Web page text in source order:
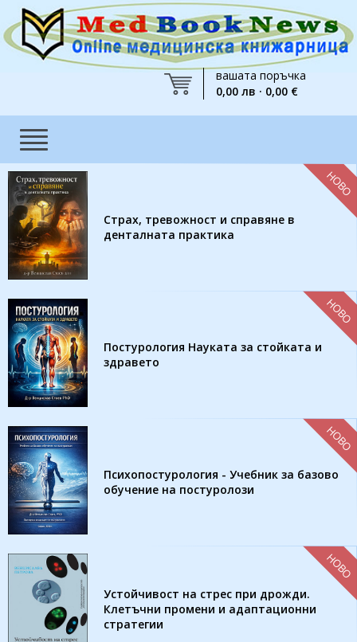
вашата поръчка
0,00 лв · 0,00 €
Страх, тревожност и справяне в
денталната практика
НОВО
Постурология Науката за стойката и
здравето
НОВО
Психопостурология - Учебник за базово
обучение на постуролози
НОВО
Устойчивост на стрес при дрожди.
Клетъчни промени и адаптационни
стратегии
НОВО